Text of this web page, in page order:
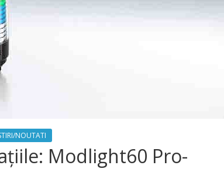
NOUTATI
Modlight60 Pro-